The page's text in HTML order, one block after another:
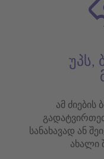
უპს,
ამ ძიების
სანახავად ან
ახალი